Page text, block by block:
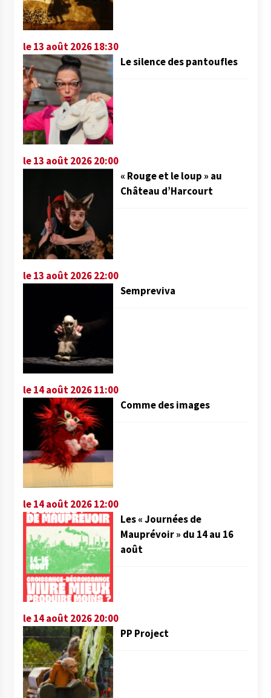
le 13 août 2026 18:30
Le silence des pantoufles
le 13 août 2026 20:00
« Rouge et le loup » au
Château d’Harcourt
le 13 août 2026 22:00
Sempreviva
le 14 août 2026 11:00
Comme des images
le 14 août 2026 12:00
Les « Journées de
Mauprévoir » du 14 au 16
août
le 14 août 2026 20:00
PP Project